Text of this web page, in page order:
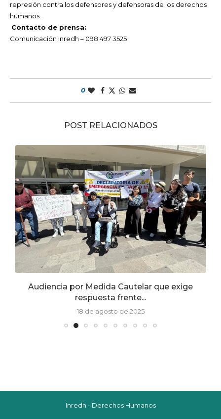
represión contra los defensores y defensoras de los derechos
humanos.
Contacto de prensa:
Comunicación Inredh – 098 497 3525
0
POST RELACIONADOS
Audiencia por Medida Cautelar que exige
respuesta frente...
18 de agosto de 2025
Inredh - Derechos Humanos